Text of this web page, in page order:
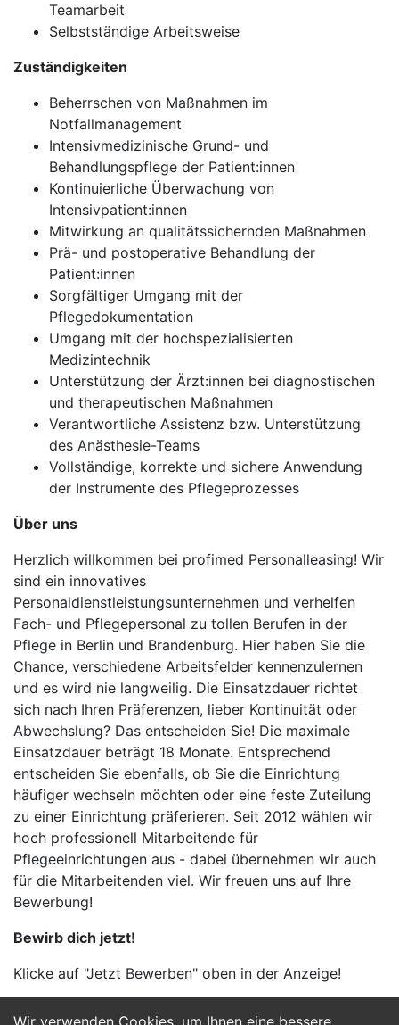
Wir verwenden Cookies, um Ihnen eine bessere
Teamarbeit
Selbstständige Arbeitsweise
Zuständigkeiten
Beherrschen von Maßnahmen im
Notfallmanagement
Intensivmedizinische Grund- und
Behandlungspflege der Patient:innen
Kontinuierliche Überwachung von
Intensivpatient:innen
Mitwirkung an qualitätssichernden Maßnahmen
Prä- und postoperative Behandlung der
Patient:innen
Sorgfältiger Umgang mit der
Pflegedokumentation
Umgang mit der hochspezialisierten
Medizintechnik
Unterstützung der Ärzt:innen bei diagnostischen
und therapeutischen Maßnahmen
Verantwortliche Assistenz bzw. Unterstützung
des Anästhesie-Teams
Vollständige, korrekte und sichere Anwendung
der Instrumente des Pflegeprozesses
Über uns
Herzlich willkommen bei profimed Personalleasing! Wir
sind ein innovatives
Personaldienstleistungsunternehmen und verhelfen
Fach- und Pflegepersonal zu tollen Berufen in der
Pflege in Berlin und Brandenburg. Hier haben Sie die
Chance, verschiedene Arbeitsfelder kennenzulernen
und es wird nie langweilig. Die Einsatzdauer richtet
sich nach Ihren Präferenzen, lieber Kontinuität oder
Abwechslung? Das entscheiden Sie! Die maximale
Einsatzdauer beträgt 18 Monate. Entsprechend
entscheiden Sie ebenfalls, ob Sie die Einrichtung
häufiger wechseln möchten oder eine feste Zuteilung
zu einer Einrichtung präferieren. Seit 2012 wählen wir
hoch professionell Mitarbeitende für
Pflegeeinrichtungen aus - dabei übernehmen wir auch
für die Mitarbeitenden viel. Wir freuen uns auf Ihre
Bewerbung!
Bewirb dich jetzt!
Klicke auf "Jetzt Bewerben" oben in der Anzeige!